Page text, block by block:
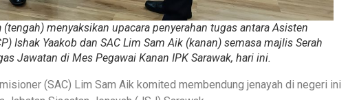
menyaksikan upacara penyerahan tugas antara Asisten
Ishak Yaakob dan SAC Lim Sam Aik (kanan) semasa majlis Serah
Jawatan di Mes Pegawai Kanan IPK Sarawak, hari ini.
(SAC) Lim Sam Aik komited membendung jenayah di negeri ini